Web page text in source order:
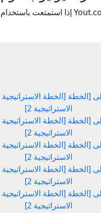
الاستراتيجية 2]
الاستراتيجية 2]
الاستراتيجية 2]
الاستراتيجية 2]
الاستراتيجية 2]